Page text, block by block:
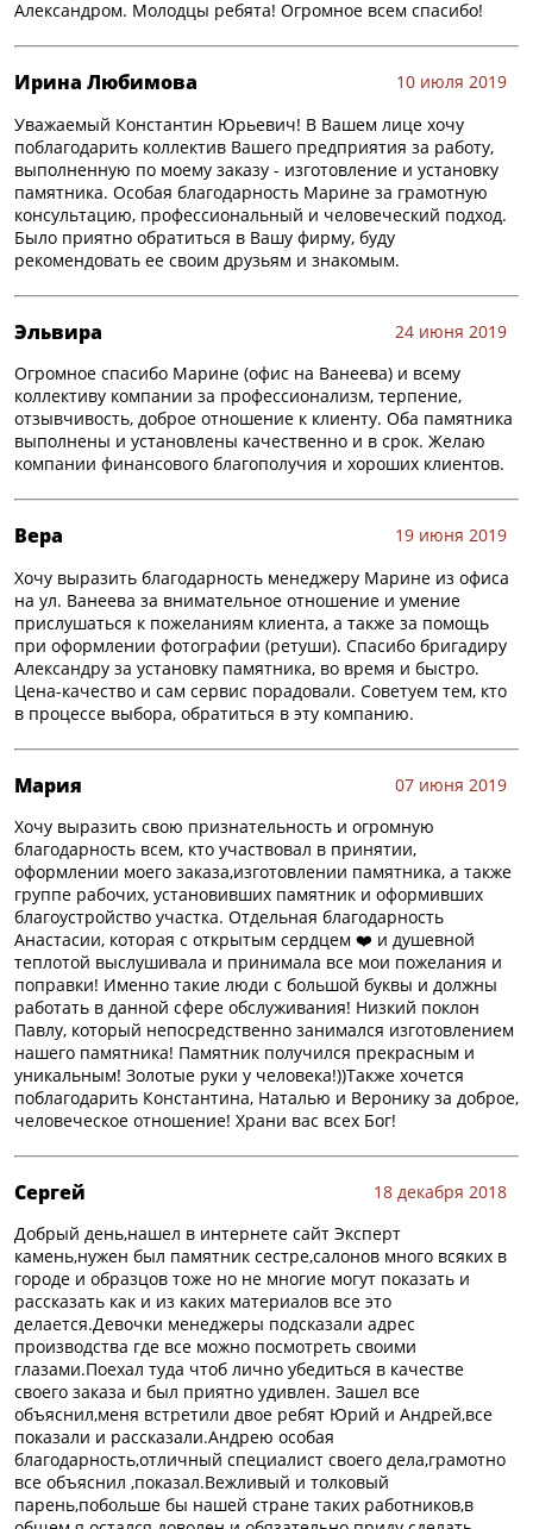
Александром. Молодцы ребята! Огромное всем спасибо!
Ирина Любимова
10 июля 2019
Уважаемый Константин Юрьевич! В Вашем лице хочу
поблагодарить коллектив Вашего предприятия за работу,
выполненную по моему заказу - изготовление и установку
памятника. Особая благодарность Марине за грамотную
консультацию, профессиональный и человеческий подход.
Было приятно обратиться в Вашу фирму, буду
рекомендовать ее своим друзьям и знакомым.
Эльвира
24 июня 2019
Огромное спасибо Марине (офис на Ванеева) и всему
коллективу компании за профессионализм, терпение,
отзывчивость, доброе отношение к клиенту. Оба памятника
выполнены и установлены качественно и в срок. Желаю
компании финансового благополучия и хороших клиентов.
Вера
19 июня 2019
Хочу выразить благодарность менеджеру Марине из офиса
на ул. Ванеева за внимательное отношение и умение
прислушаться к пожеланиям клиента, а также за помощь
при оформлении фотографии (ретуши). Спасибо бригадиру
Александру за установку памятника, во время и быстро.
Цена-качество и сам сервис порадовали. Советуем тем, кто
в процессе выбора, обратиться в эту компанию.
Мария
07 июня 2019
Хочу выразить свою признательность и огромную
благодарность всем, кто участвовал в принятии,
оформлении моего заказа,изготовлении памятника, а также
группе рабочих, установивших памятник и оформивших
благоустройство участка. Отдельная благодарность
Анастасии, которая с открытым сердцем ❤️ и душевной
теплотой выслушивала и принимала все мои пожелания и
поправки! Именно такие люди с большой буквы и должны
работать в данной сфере обслуживания! Низкий поклон
Павлу, который непосредственно занимался изготовлением
нашего памятника! Памятник получился прекрасным и
уникальным! Золотые руки у человека!))Также хочется
поблагодарить Константина, Наталью и Веронику за доброе,
человеческое отношение! Храни вас всех Бог!
Сергей
18 декабря 2018
Добрый день,нашел в интернете сайт Эксперт
камень,нужен был памятник сестре,салонов много всяких в
городе и образцов тоже но не многие могут показать и
рассказать как и из каких материалов все это
делается.Девочки менеджеры подсказали адрес
производства где все можно посмотреть своими
глазами.Поехал туда чтоб лично убедиться в качестве
своего заказа и был приятно удивлен. Зашел все
объяснил,меня встретили двое ребят Юрий и Андрей,все
показали и рассказали.Андрею особая
благодарность,отличный специалист своего дела,грамотно
все объяснил ,показал.Вежливый и толковый
парень,побольше бы нашей стране таких работников,в